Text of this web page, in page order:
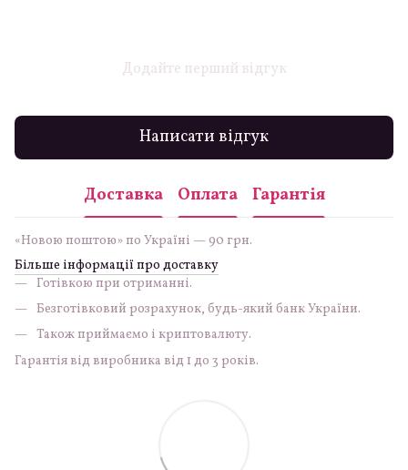
Додайте перший відгук
Написати відгук
Доставка Оплата Гарантія
«Новою поштою» по Україні — 90 грн.
Більше інформації про доставку
Готівкою при отриманні.
Безготівковий розрахунок, будь-який банк України.
Також приймаємо і криптовалюту.
Гарантія від виробника від 1 до 3 років.